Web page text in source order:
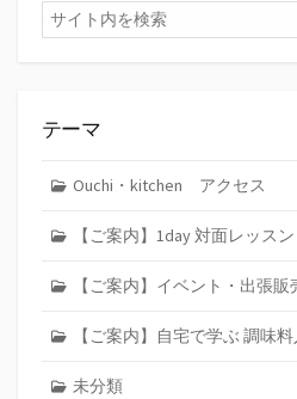
検
索
テーマ
Ouchi・kitchen アクセス
【ご案内】1day 対面レッスン
【ご案内】イベント・出張販
【ご案内】自宅で学ぶ 調味
未分類